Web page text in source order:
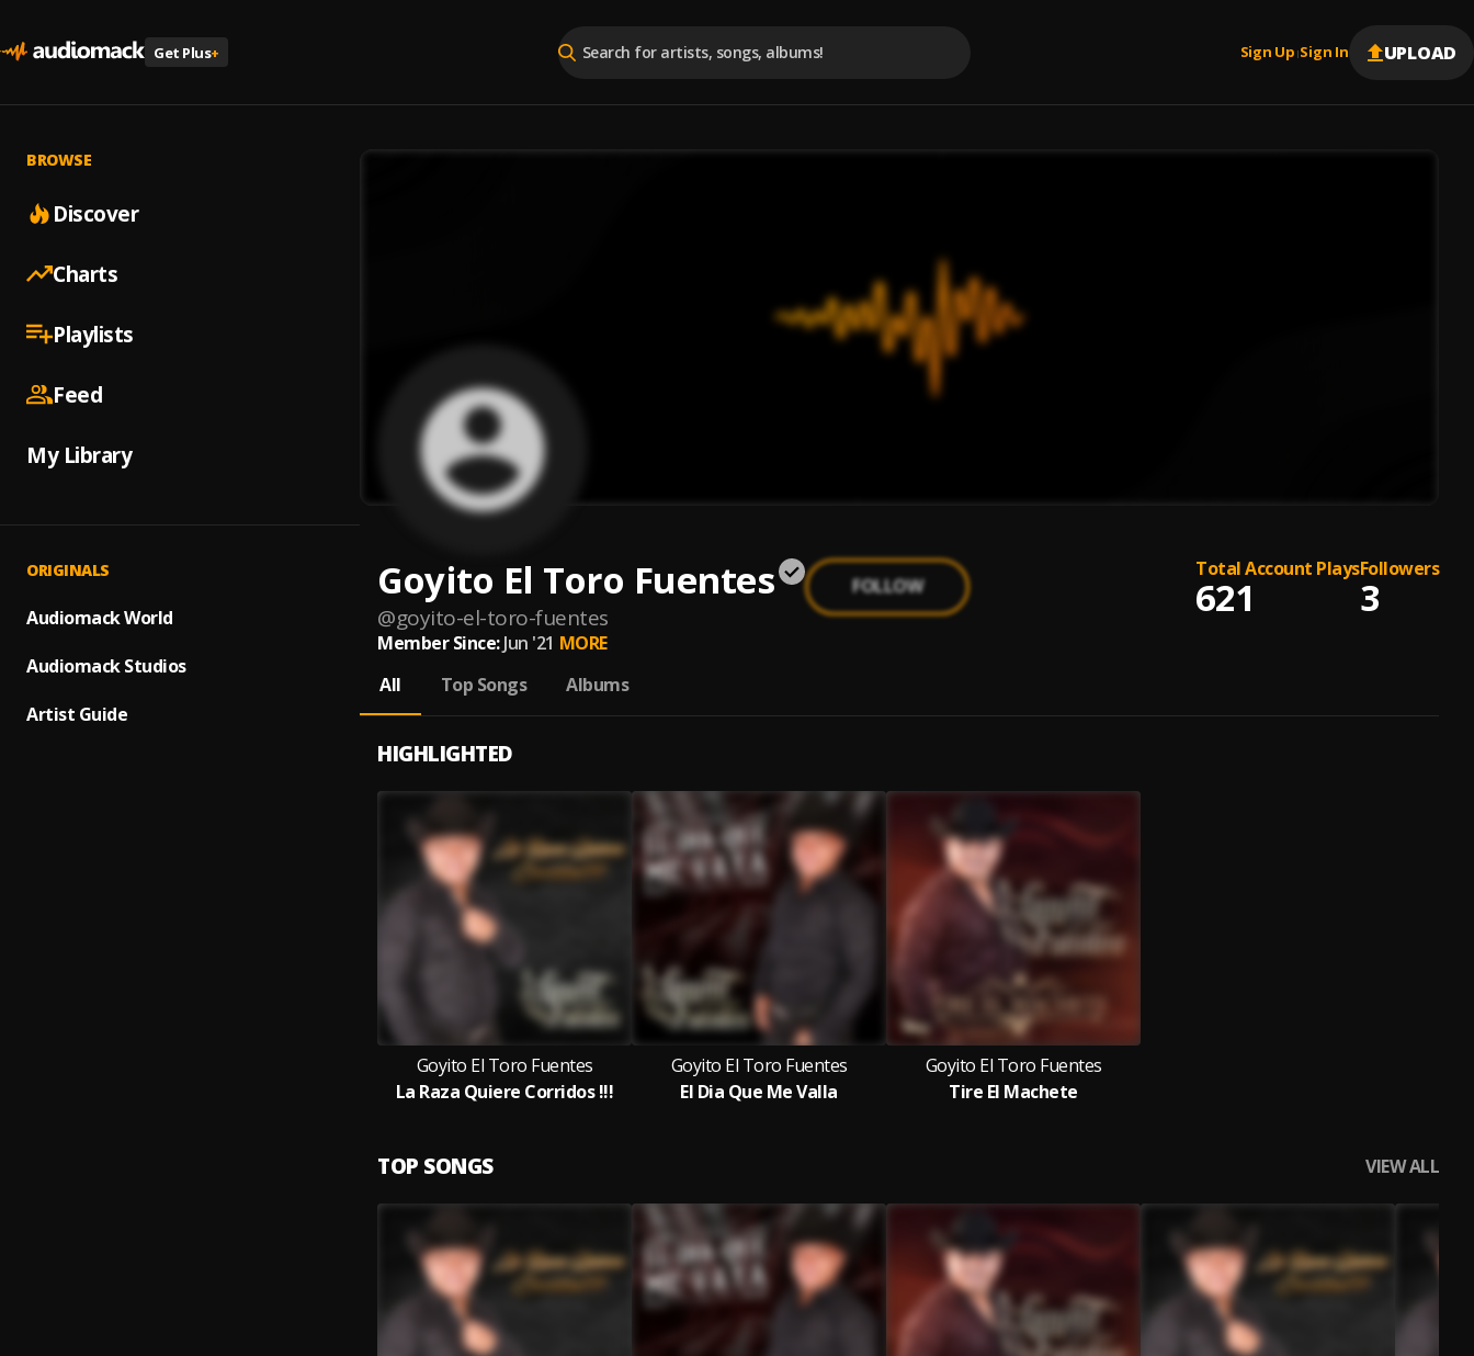
Get Plus+ Sign Up |Sign In UPLOAD
BROWSE
Discover
Charts
Playlists
Feed
My Library
ORIGINALS
Audiomack World
Audiomack Studios
Artist Guide
Goyito El Toro Fuentes
@goyito-el-toro-fuentes
FOLLOW
Total Account Plays
621
Followers
3
Member Since: Jun '21 MORE
All
Top Songs Albums
HIGHLIGHTED
Goyito El Toro Fuentes
La Raza Quiere Corridos !!!
Goyito El Toro Fuentes
El Dia Que Me Valla
Goyito El Toro Fuentes
Tire El Machete
TOP SONGS VIEW ALL